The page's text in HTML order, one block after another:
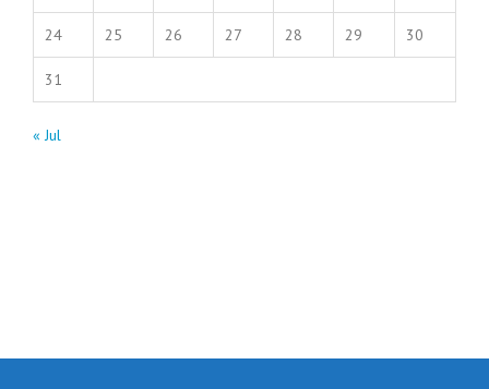
24 25 26 27 28 29 30
31
« Jul